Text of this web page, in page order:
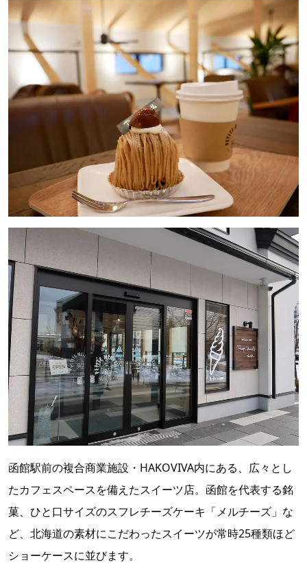
函館駅前の複合商業施設・HAKOVIVA内にある、広々とし
たカフェスペースを備えたスイーツ店。函館を代表する銘
菓、ひと口サイズのスフレチーズケーキ「メルチーズ」な
ど、北海道の素材にこだわったスイーツが常時25種類ほど
ショーケースに並びます。